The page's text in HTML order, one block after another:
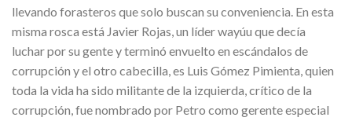
llevando forasteros que solo buscan su conveniencia. En esta
misma rosca está Javier Rojas, un líder wayúu que decía
luchar por su gente y terminó envuelto en escándalos de
corrupción y el otro cabecilla, es Luis Gómez Pimienta, quien
toda la vida ha sido militante de la izquierda, crítico de la
corrupción, fue nombrado por Petro como gerente especial